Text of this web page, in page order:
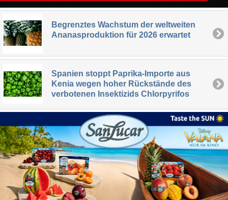
Begrenztes Wachstum der weltweiten
Ananasproduktion für 2026 erwartet
Spanien stoppt Paprika-Importe aus
Kenia wegen hoher Rückstände des
verbotenen Insektizids Chlorpyrifos